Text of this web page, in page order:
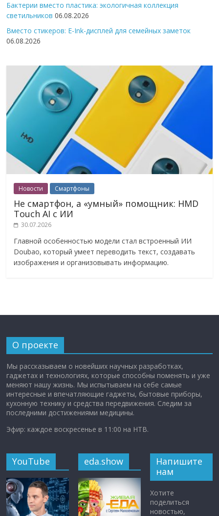
Бактерии вместо пластика: экологичная коллекция
светильников 06.08.2026
Вместо стикеров: E-Ink-дисплей для семейных заметок
06.08.2026
Новости Смартфоны
Не смартфон, а «умный» помощник: HMD
Touch AI с ИИ
30.07.2026
Главной особенностью модели стал встроенный ИИ
Doubao, который умеет переводить текст, создавать
изображения и организовывать информацию.
О проекте
Мы рассказываем о новейших научных разработках,
гаджетах и технологиях, которые способны поменять и уже
меняют нашу жизнь. Мы испытываем на себе самые
интересные и впечатляющие гаджеты, бытовые приборы,
кухонную технику и средства передвижения. Следим за
последними достижениями медицины.
Эфир: каждое воскресенье в 11:00 на НТВ.
YouTube eda.show
Напишите
нам
Хотите
поделиться
новостью,